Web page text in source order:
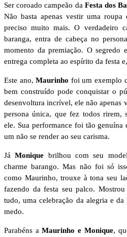
Ser coroado campeão da Festa dos
Não basta apenas vestir uma roupa
preciso muito mais. O verdadeiro
baranga, entra de cabeça no
momento da premiação. O segredo
entrega completa ao espírito da festa
Este ano,Maurinho foi um exemplo
bem construído pode conquistar o
desenvoltura incrível, ele não apenas
persona única, que fez todos rirem,
ele. Sua performance foi tão
um não se render ao seu carisma.
JáMonique brilhou com seu
charme barango. Mas não foi só
como Maurinho, trouxe à tona seu
fazendo da festa seu palco.
tudo, uma celebração da alegria e da
medo.
Parabéns aMaurinho e Monique,